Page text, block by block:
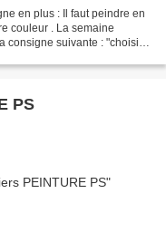
en plus : Il faut peindre en
couleur . La semaine
consigne suivante : "choisir 2
PS